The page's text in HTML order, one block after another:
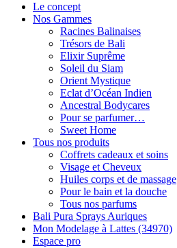
Le concept
Nos Gammes
Racines Balinaises
Trésors de Bali
Elixir Suprême
Soleil du Siam
Orient Mystique
Eclat d’Océan Indien
Ancestral Bodycares
Pour se parfumer…
Sweet Home
Tous nos produits
Coffrets cadeaux et soins
Visage et Cheveux
Huiles corps et de massage
Pour le bain et la douche
Tous nos parfums
Bali Pura Sprays Auriques
Mon Modelage à Lattes (34970)
Espace pro